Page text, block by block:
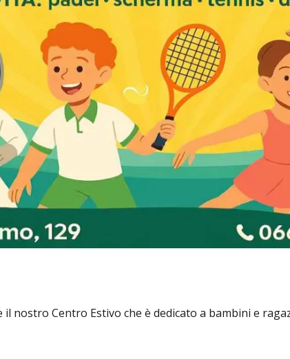
nostro Centro Estivo che è dedicato a bambini e